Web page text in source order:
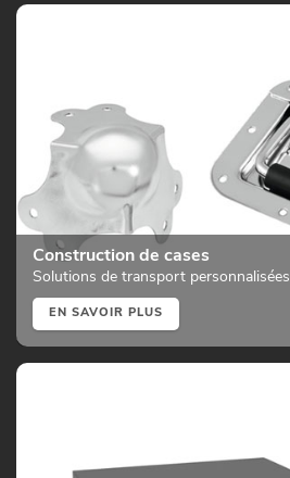
Construction de cases
Solutions de transport personnalisées
EN SAVOIR PLUS